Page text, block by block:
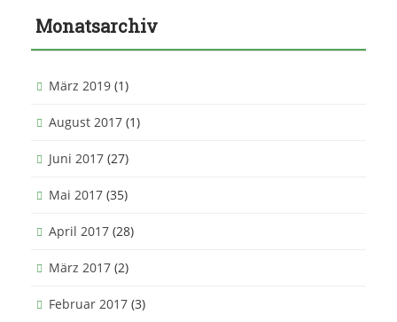
Monatsarchiv
März 2019 (1)
August 2017 (1)
Juni 2017 (27)
Mai 2017 (35)
April 2017 (28)
März 2017 (2)
Februar 2017 (3)